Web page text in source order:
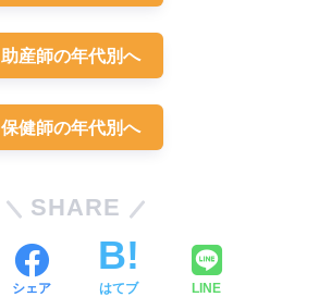
助産師の年代別へ
保健師の年代別へ
SHARE
シェア はてブ LINE